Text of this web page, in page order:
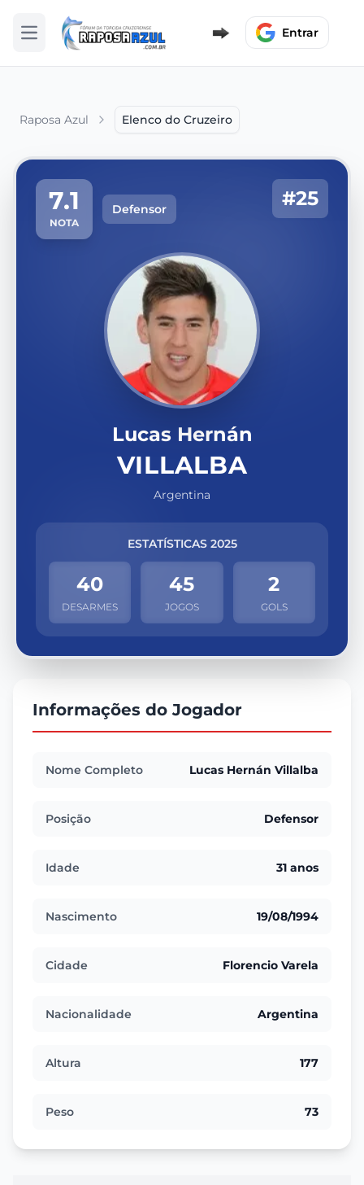
Abrir menu Entrar
Raposa Azul Elenco do Cruzeiro
7.1
NOTA
Defensor #25
Lucas Hernán
VILLALBA
Argentina
ESTATÍSTICAS 2025
40
DESARMES
45
JOGOS
2
GOLS
Informações do Jogador
Nome Completo Lucas Hernán Villalba
Posição Defensor
Idade 31 anos
Nascimento 19/08/1994
Cidade Florencio Varela
Nacionalidade Argentina
Altura 177
Peso 73